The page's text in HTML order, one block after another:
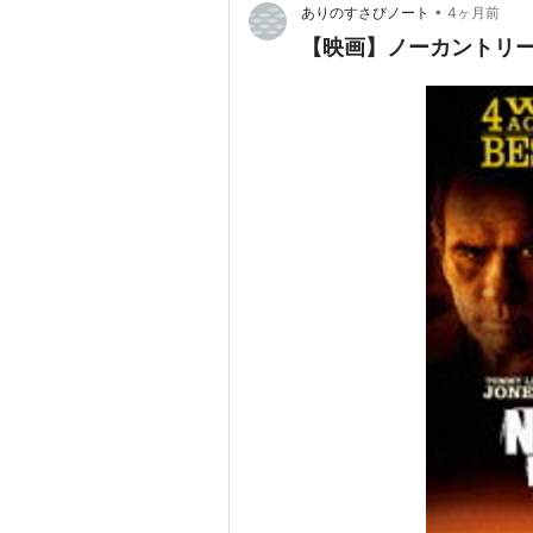
ありのすさびノート • 4ヶ月前
【映画】ノーカント